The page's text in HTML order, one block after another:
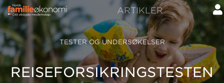
ARTIKLER
TESTER OG UNDERSØKELSER
REISEFORSIKRINGSTESTEN